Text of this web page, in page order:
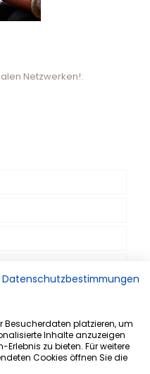
Netzwerken!:
Datenschutzbestimmungen
Besucherdaten platzieren, um
Inhalte anzuzeigen
zu bieten. Für weitere
Cookies öffnen Sie die